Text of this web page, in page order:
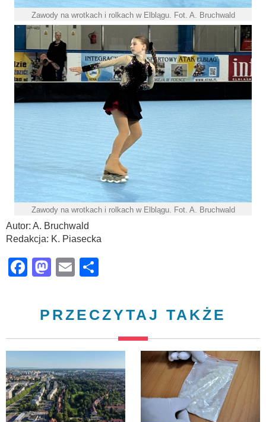
Zawody na wrotkach i rolkach w Elblągu. Fot. A. Bruchwald
Zawody na wrotkach i rolkach w Elblągu. Fot. A. Bruchwald
Autor: A. Bruchwald
Redakcja: K. Piasecka
Facebook
Mastodon
Email
PRZECZYTAJ TAKŻE